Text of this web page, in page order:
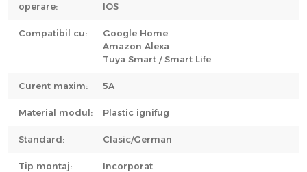
operare:
IOS
Compatibil cu:
Google Home
Amazon Alexa
Tuya Smart / Smart Life
Curent maxim: 5A
Material modul: Plastic ignifug
Standard: Clasic/German
Tip montaj: Incorporat